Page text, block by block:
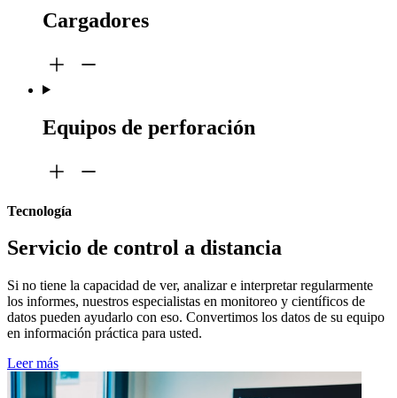
Cargadores
Equipos de perforación
Tecnología
Servicio de control a distancia
Si no tiene la capacidad de ver, analizar e interpretar regularmente
los informes, nuestros especialistas en monitoreo y científicos de
datos pueden ayudarlo con eso. Convertimos los datos de su equipo
en información práctica para usted.
Leer más